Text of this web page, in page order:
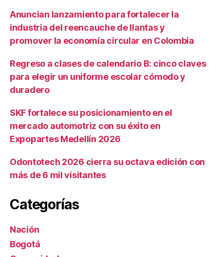
Anuncian lanzamiento para fortalecer la
industria del reencauche de llantas y
promover la economía circular en Colombia
Regreso a clases de calendario B: cinco claves
para elegir un uniforme escolar cómodo y
duradero
SKF fortalece su posicionamiento en el
mercado automotriz con su éxito en
Expopartes Medellín 2026
Odontotech 2026 cierra su octava edición con
más de 6 mil visitantes
Categorías
Nación
Bogotá